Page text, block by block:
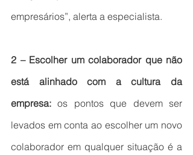
empresários”, alerta a especialista.
2 – Escolher um colaborador que não
está alinhado com a cultura da
empresa: os pontos que devem ser
levados em conta ao escolher um novo
colaborador em qualquer situação é a